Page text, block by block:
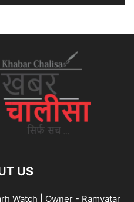
US
Watch | Owner - Ramvatar